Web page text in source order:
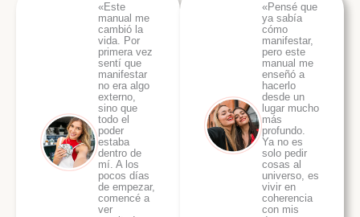
«Este
manual me
cambió la
vida. Por
primera vez
sentí que
manifestar
no era algo
externo,
sino que
todo el
poder
estaba
dentro de
mí. A los
pocos días
de empezar,
comencé a
ver
«Pensé que
ya sabía
cómo
manifestar,
pero este
manual me
enseñó a
hacerlo
desde un
lugar mucho
más
profundo.
Ya no es
solo pedir
cosas al
universo, es
vivir en
coherencia
con mis